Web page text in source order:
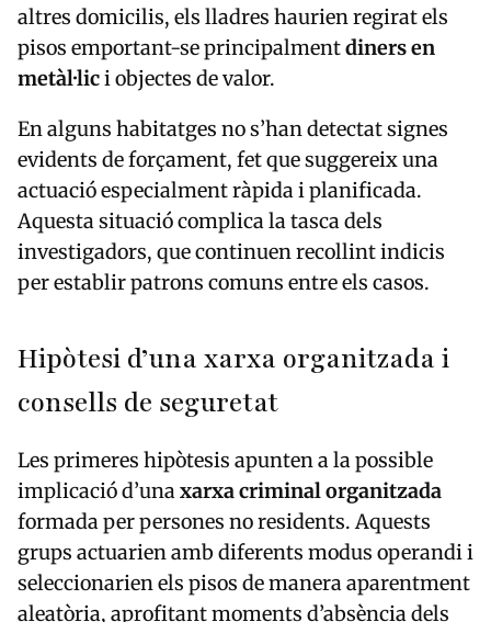
altres domicilis, els lladres haurien regirat els
pisos emportant-se principalmentdiners en
metàl·lici objectes de valor.
En alguns habitatges no s’han detectat signes
evidents de forçament, fet que suggereix una
actuació especialment ràpida i planificada.
Aquesta situació complica la tasca dels
investigadors, que continuen recollint indicis
per establir patrons comuns entre els casos.
Hipòtesi d’una xarxa organitzada i
consells de seguretat
Les primeres hipòtesis apunten a la possible
implicació d’unaxarxa criminal organitzada
formada per persones no residents. Aquests
grups actuarien amb diferents modus operandi i
seleccionarien els pisos de manera aparentment
aleatòria, aprofitant moments d’absència dels